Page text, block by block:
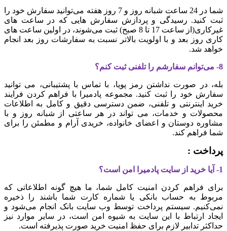
شما در 24 ساعت شبانه روز و 7 روز هفته می‌‏توانید سفارش خود را
ثبت کنید. رسیدگی و پردازش سفارش هایی که در ساعت‏ های
غیرکاری(از ساعت 17 تا 8 صبح) ثبت می‌‏شوند، در اولین ساعت های
کاری روز بعد و با اولویت بالاتر نسبت به سفارشات روز بعد انجام
خواهد شد.
8- می‏‌توانم سفارشم را تلفنی ثبت کنم؟
بله، در صورت نداشتن رمز پویا، با تماس با پشتیبانی، می توانید
سفارش خود را ثبت کنید. مجموعه پادمیرا با فراهم کردن فرایند
خرید اینترنتی و تلفنی، ضمن دسترسی دقیق و کامل به اطلاعات
محصولات و خدمات، می تواند در هر ساعتی از شبانه روز و با
مشاوره دوستان و اعضای خانواده، خریدی آرام و مطمئن را برای
شما فراهم کند.
پرداخت :
1- آیا خرید از سایت پادمیرا امن است؟
برای فراهم کردن امنیت کامل شما، ما هیچ گونه اطلاعاتی که
مربوط به حساب بانکی یا شماره کارت شما باشند را ذخیره
نمی‌کنیم. سیستم پرداخت توسط وب سایت بانک انجام می‌شود و
ایجاد ارتباط با این سایت به شیوه امن است، در سایر موارد نیز
حداکثر تدابیر لازم برای حفظ امنیت خرید صورت پذیرفته است.